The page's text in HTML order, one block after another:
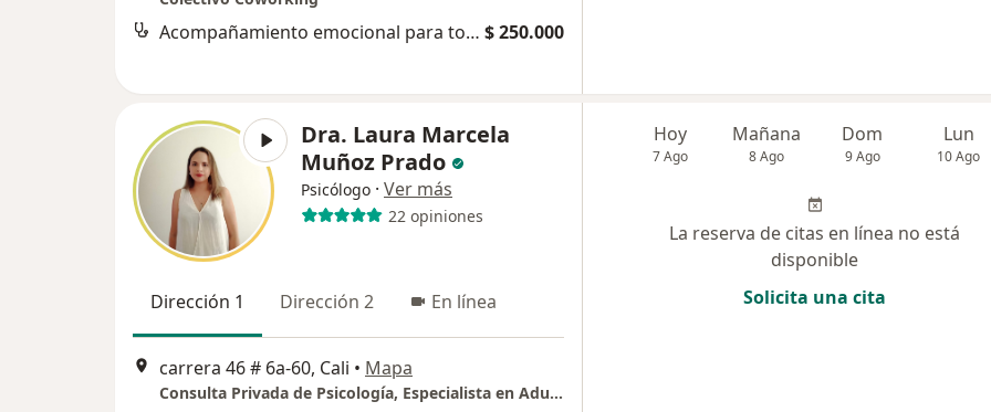
Acompañamiento emocional para tomar decisiones $ 250.000
Dra. Laura Marcela
Muñoz Prado
Psicólogo · Ver más
22 opiniones
Dirección 1 Dirección 2 En línea
carrera 46 # 6a-60, Cali • Mapa
Consulta Privada de Psicología, Especialista en Adultos y Parejas. Dra Laura Marcela Muñoz Prado
Hoy
7 Ago
Mañana
8 Ago
Dom
9 Ago
Lun
10 Ago
La reserva de citas en línea no está
disponible
Solicita una cita